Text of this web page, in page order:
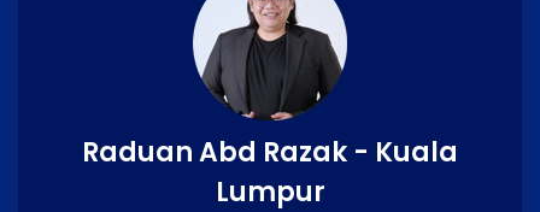
Raduan Abd Razak - Kuala
Lumpur